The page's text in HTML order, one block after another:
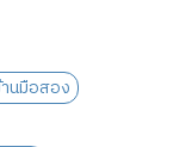
นมือสอง